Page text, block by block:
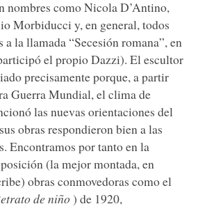
nombres como Nicola D’Antino,
Morbiducci y, en general, todos
la llamada “Secesión romana”, en
el propio Dazzi). El escultor
precisamente porque, a partir
Guerra Mundial, el clima de
las nuevas orientaciones del
obras respondieron bien a las
Encontramos por tanto en la
(la mejor montada, en
obras conmovedoras como el
de niño) de 1920,